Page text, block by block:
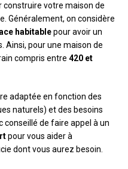
votre maison de
Généralement, on considère
habitablepour avoir un
Ainsi, pour une maison de
compris entre 420 et
adaptée en fonction des
naturels) et des besoins
conseillé de faire appel à un
pour vous aider à
dont vous aurez besoin.